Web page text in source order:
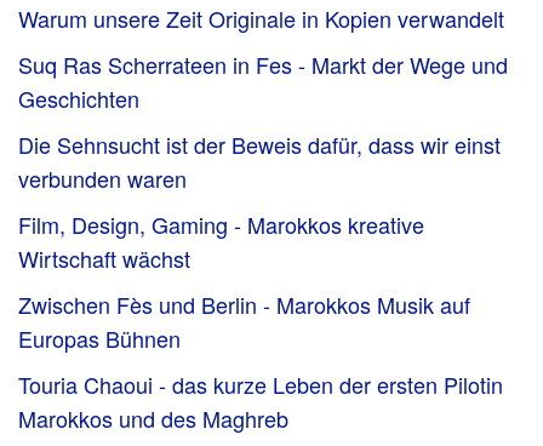
Warum unsere Zeit Originale in Kopien verwandelt
Suq Ras Scherrateen in Fes - Markt der Wege und
Geschichten
Die Sehnsucht ist der Beweis dafür, dass wir einst
verbunden waren
Film, Design, Gaming - Marokkos kreative
Wirtschaft wächst
Zwischen Fès und Berlin - Marokkos Musik auf
Europas Bühnen
Touria Chaoui - das kurze Leben der ersten Pilotin
Marokkos und des Maghreb